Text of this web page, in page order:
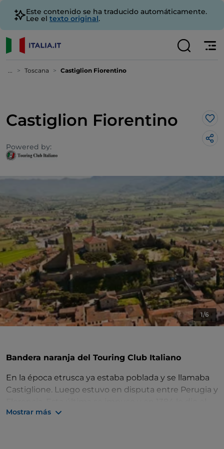
Este contenido se ha traducido automáticamente.
Lee el texto original.
... Toscana Castiglion Fiorentino
Castiglion Fiorentino Me
Powered by:
1/6
Bandera naranja del Touring Club Italiano
En la época etrusca ya estaba poblada y se llamaba
Castiglione. Luego estuvo en disputa entre Perugia y
apelativo de «florentino».
Mostrar más